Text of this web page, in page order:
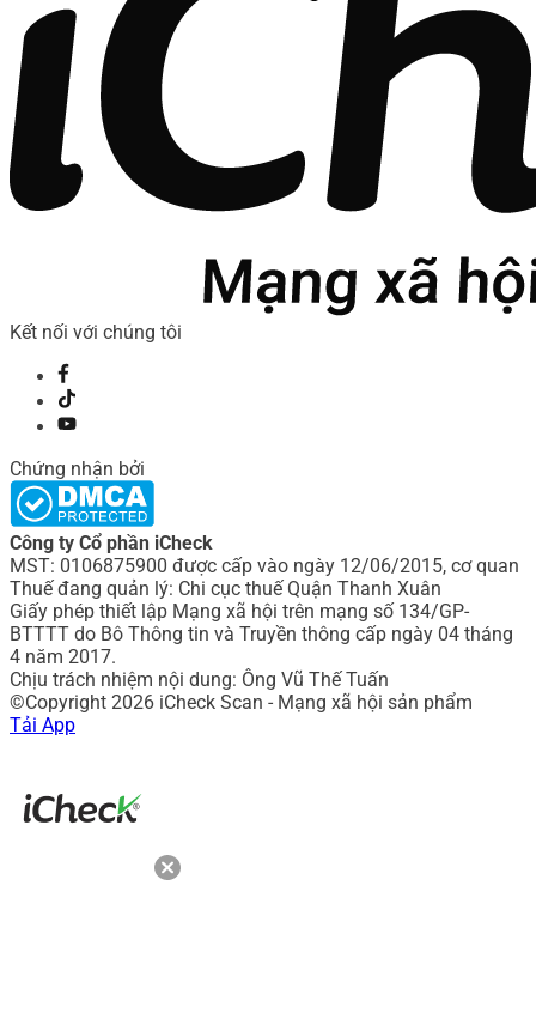
Kết nối với chúng tôi
Chứng nhận bởi
Công ty Cổ phần iCheck
MST: 0106875900 được cấp vào ngày 12/06/2015, cơ quan
Thuế đang quản lý: Chi cục thuế Quận Thanh Xuân
Giấy phép thiết lập Mạng xã hội trên mạng số 134/GP-
BTTTT do Bô Thông tin và Truyền thông cấp ngày 04 tháng
4 năm 2017.
Chịu trách nhiệm nội dung: Ông Vũ Thế Tuấn
©Copyright 2026 iCheck Scan - Mạng xã hội sản phẩm
Tải App